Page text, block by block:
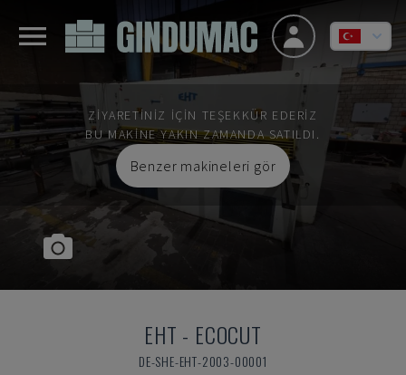
ZIYARETINIZ IÇIN TEŞEKKÜR EDERIZ
BU MAKINE YAKIN ZAMANDA SATILDI.
Benzer makineleri gör
EHT - ECOCUT
DE-SHE-EHT-2003-00001